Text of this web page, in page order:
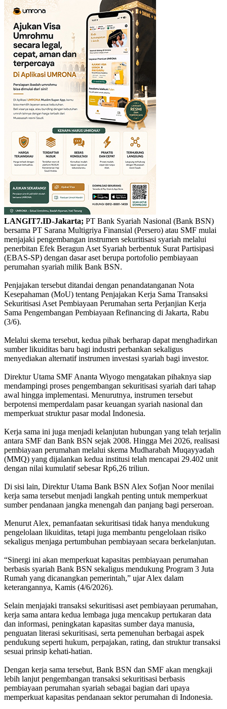
LANGIT7.ID-Jakarta; PT Bank Syariah Nasional (Bank BSN)
bersama PT Sarana Multigriya Finansial (Persero) atau SMF mulai
menjajaki pengembangan instrumen sekuritisasi syariah melalui
penerbitan Efek Beragun Aset Syariah berbentuk Surat Partisipasi
(EBAS-SP) dengan dasar aset berupa portofolio pembiayaan
perumahan syariah milik Bank BSN.
Penjajakan tersebut ditandai dengan penandatanganan Nota
Kesepahaman (MoU) tentang Penjajakan Kerja Sama Transaksi
Sekuritisasi Aset Pembiayaan Perumahan serta Perjanjian Kerja
Sama Pengembangan Pembiayaan Refinancing di Jakarta, Rabu
(3/6).
Melalui skema tersebut, kedua pihak berharap dapat menghadirkan
sumber likuiditas baru bagi industri perbankan sekaligus
menyediakan alternatif instrumen investasi syariah bagi investor.
Direktur Utama SMF Ananta Wiyogo mengatakan pihaknya siap
mendampingi proses pengembangan sekuritisasi syariah dari tahap
awal hingga implementasi. Menurutnya, instrumen tersebut
berpotensi memperdalam pasar keuangan syariah nasional dan
memperkuat struktur pasar modal Indonesia.
Kerja sama ini juga menjadi kelanjutan hubungan yang telah terjalin
antara SMF dan Bank BSN sejak 2008. Hingga Mei 2026, realisasi
pembiayaan perumahan melalui skema Mudharabah Muqayyadah
(MMQ) yang dijalankan kedua institusi telah mencapai 29.402 unit
dengan nilai kumulatif sebesar Rp6,26 triliun.
Di sisi lain, Direktur Utama Bank BSN Alex Sofjan Noor menilai
kerja sama tersebut menjadi langkah penting untuk memperkuat
sumber pendanaan jangka menengah dan panjang bagi perseroan.
Menurut Alex, pemanfaatan sekuritisasi tidak hanya mendukung
pengelolaan likuiditas, tetapi juga membantu pengelolaan risiko
sekaligus menjaga pertumbuhan pembiayaan secara berkelanjutan.
“Sinergi ini akan memperkuat kapasitas pembiayaan perumahan
berbasis syariah Bank BSN sekaligus mendukung Program 3 Juta
Rumah yang dicanangkan pemerintah,” ujar Alex dalam
keterangannya, Kamis (4/6/2026).
Selain menjajaki transaksi sekuritisasi aset pembiayaan perumahan,
kerja sama antara kedua lembaga juga mencakup pertukaran data
dan informasi, peningkatan kapasitas sumber daya manusia,
penguatan literasi sekuritisasi, serta pemenuhan berbagai aspek
pendukung seperti hukum, perpajakan, rating, dan struktur transaksi
sesuai prinsip kehati-hatian.
Dengan kerja sama tersebut, Bank BSN dan SMF akan mengkaji
lebih lanjut pengembangan transaksi sekuritisasi berbasis
pembiayaan perumahan syariah sebagai bagian dari upaya
memperkuat kapasitas pendanaan sektor perumahan di Indonesia.